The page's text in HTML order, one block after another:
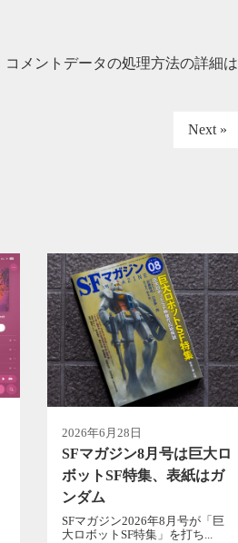
コメントデータの処理方法の詳細は
Next »
2026年6月28日
SFマガジン8月号は巨大ロ
ボットSF特集、表紙はガ
ンダム
SFマガジン2026年8月号が「巨
大ロボットSF特集」を打ち...